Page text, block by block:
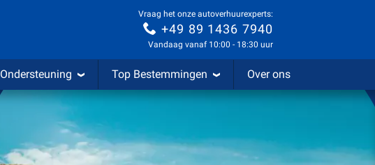
Vraag het onze autoverhuurexperts:
+49 89 1436 7940
Vandaag vanaf 10:00 - 18:30 uur
Ondersteuning Top Bestemmingen Over ons